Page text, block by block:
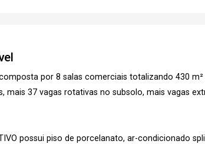
composta por 8 salas comerciais totalizando 430 m²
mais 37 vagas rotativas no subsolo, mais vagas
possui piso de porcelanato, ar-condicionado